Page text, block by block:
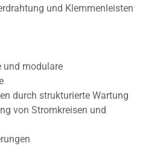
und Klemmenleisten
und modulare
durch strukturierte Wartung
von Stromkreisen und